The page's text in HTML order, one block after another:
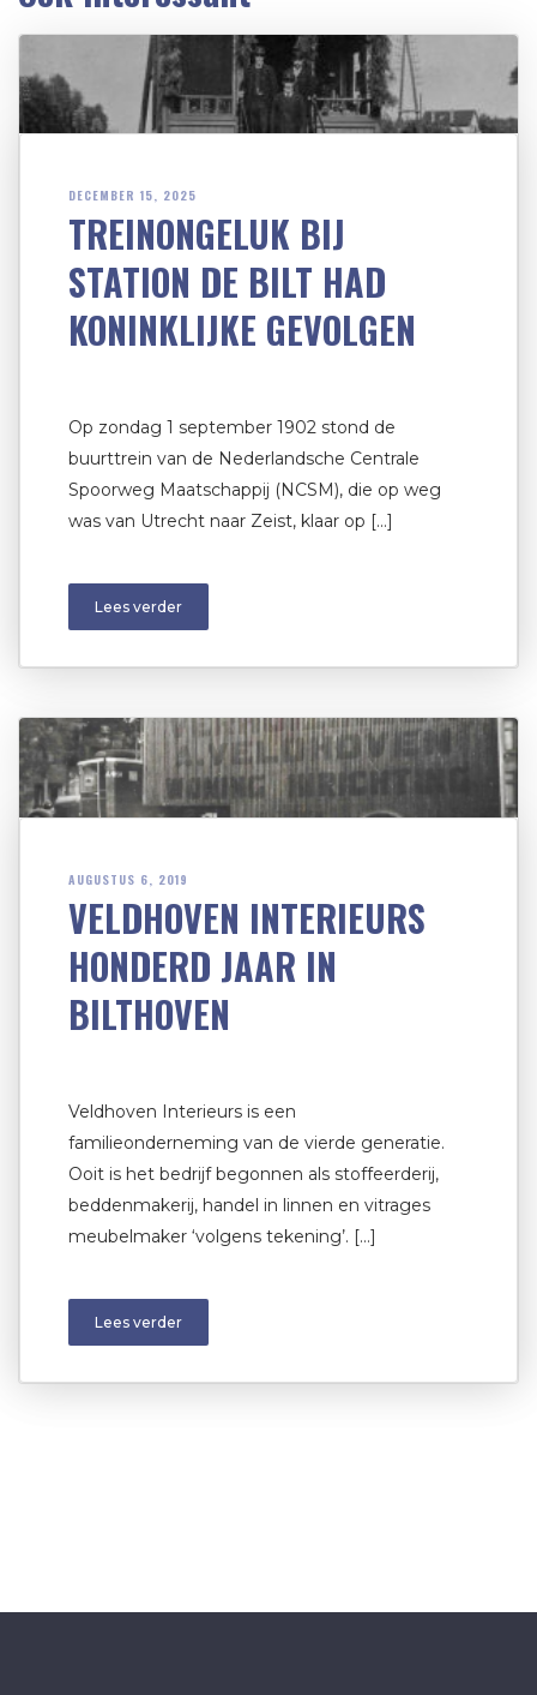
DECEMBER 15, 2025
TREINONGELUK BIJ
STATION DE BILT HAD
KONINKLIJKE GEVOLGEN
Op zondag 1 september 1902 stond de
buurttrein van de Nederlandsche Centrale
Spoorweg Maatschappij (NCSM), die op weg
was van Utrecht naar Zeist, klaar op […]
Lees verder
AUGUSTUS 6, 2019
VELDHOVEN INTERIEURS
HONDERD JAAR IN
BILTHOVEN
Veldhoven Interieurs is een
familieonderneming van de vierde generatie.
Ooit is het bedrijf begonnen als stoffeerderij,
beddenmakerij, handel in linnen en vitrages
meubelmaker ‘volgens tekening’. […]
Lees verder